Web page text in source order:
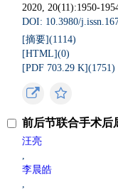
2020, 20(11):1950-
DOI: 10.3980/
[摘要](1114)
[HTML](0)
[PDF 703.29 K](1751)
前后节联合手术后
汪亮
,
李晨皓
,